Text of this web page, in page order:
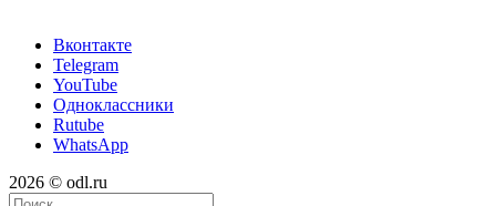
Вконтакте
Telegram
YouTube
Одноклассники
Rutube
WhatsApp
2026 © odl.ru